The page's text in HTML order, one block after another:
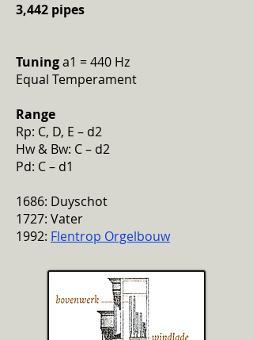
3,442 pipes
Tuninga1 = 440 Hz
Equal Temperament
Range
Rp: C, D, E – d2
Hw & Bw: C – d2
Pd: C – d1
1686: Duyschot
1727: Vater
1992: Flentrop Orgelbouw